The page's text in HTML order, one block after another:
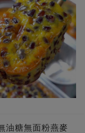
油糖無面粉燕麥